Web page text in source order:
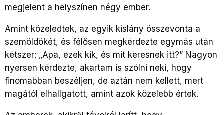
megjelent a helyszínen négy ember.
Amint közeledtek, az egyik kislány összevonta a
szemöldökét, és félősen megkérdezte egymás után
kétszer: „Apa, ezek kik, és mit keresnek itt?” Nagyon
nyersen kérdezte, akartam is szólni neki, hogy
finomabban beszéljen, de aztán nem kellett, mert
magától elhallgatott, amint azok közelebb értek.